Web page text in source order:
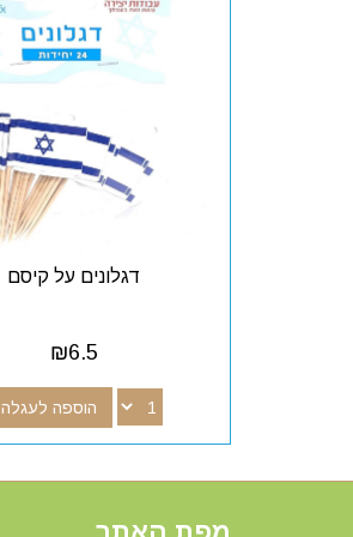
דגלונים על קיסם
₪6.5
הוספה לעגלה
מפת האתר